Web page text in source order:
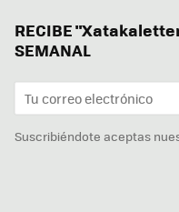
RECIBE
SEMANAL
Suscribiéndote aceptas